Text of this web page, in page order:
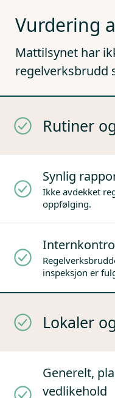
Vurdering
Mattilsynet har
regelverksbrudd
Rutiner
Synlig
Ikke avdekket
oppfølging.
inspeksjon er
Lokaler
Generelt,
vedlikehold